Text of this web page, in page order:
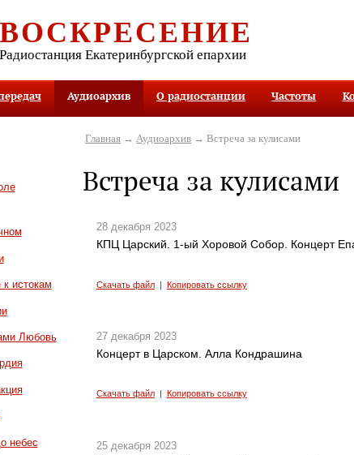
ВОСКРЕСЕНИЕ
Радиостанция Екатеринбургской епархии
Аудиоархив О радиостанции Частоты
истокам
Любовь
небес
Главная → Аудиоархив → Встреча за кулисами
Встреча за кулисами
28 декабря 2023
КПЦ Царский. 1-ый Хоровой Собор. Концерт
Скачать файл| Копировать ссылку
27 декабря 2023
Концерт в Царском. Алла Кондрашина
Скачать файл| Копировать ссылку
25 декабря 2023